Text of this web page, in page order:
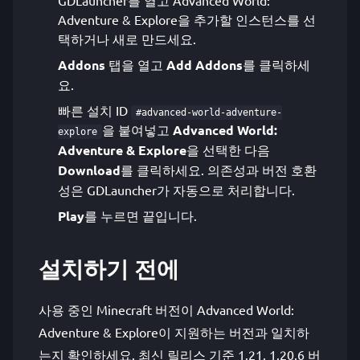
Adventure & Explore을 추가할 인스턴스를 선
택하거나 새로 만드세요.
Addons 탭을 열고 Add Addons를 클릭하세
요.
빠른 설치 ID
#advanced-world-adventure-
explore 을 붙여넣고 Advanced World:
Adventure & Explore을 선택한 다음
Download를 클릭하세요. 의존성과 버전 호환
성은 GDLauncher가 자동으로 처리합니다.
Play를 누르면 끝입니다.
설치하기 전에
사용 중인 Minecraft 버전이 Advanced World:
Adventure & Explore이 지원하는 버전과 일치하
는지 확인하세요. 최신 릴리스 기준 1.21, 1.20.6 버